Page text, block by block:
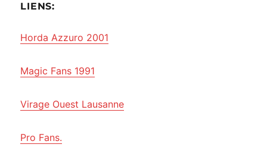
LIENS:
Horda Azzuro 2001
Magic Fans 1991
Virage Ouest Lausanne
Pro Fans.